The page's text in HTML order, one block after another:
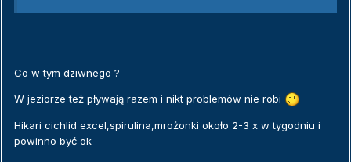
Co w tym dziwnego ?
W jeziorze też pływają razem i nikt problemów nie robi
Hikari cichlid excel,spirulina,mrożonki około 2-3 x w tygodniu i
powinno być ok